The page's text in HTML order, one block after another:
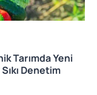
Tarımda Yeni
Denetim